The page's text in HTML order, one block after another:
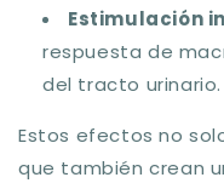
Estimulación
respuesta de
del tracto urinario.
Estos efectos no
que también crean